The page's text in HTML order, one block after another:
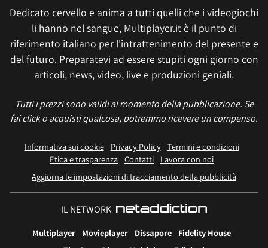
Dedicato cervello e anima a tutti quelli che i videogiochi
li hanno nel sangue, Multiplayer.it è il punto di
riferimento italiano per l'intrattenimento del presente e
del futuro. Preparatevi ad essere stupiti ogni giorno con
articoli, news, video, live e produzioni geniali.
Tutti i prezzi sono validi al momento della pubblicazione. Se
fai click o acquisti qualcosa, potremmo ricevere un compenso.
Informativa sui cookie Privacy Policy
Termini e condizioni
Etica e trasparenza Contatti
Lavora con noi
Aggiorna le impostazioni di tracciamento della pubblicità
IL NETWORK
Multiplayer Movieplayer Dissapore
Fidelity House